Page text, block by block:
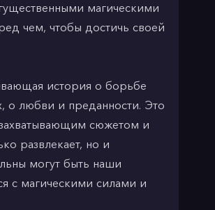
магическими
чем, чтобы достичь своей
история о борьбе
любви и преданности. Это
сюжетом и
развлекает, но и
могут быть наши
с магическими силами и